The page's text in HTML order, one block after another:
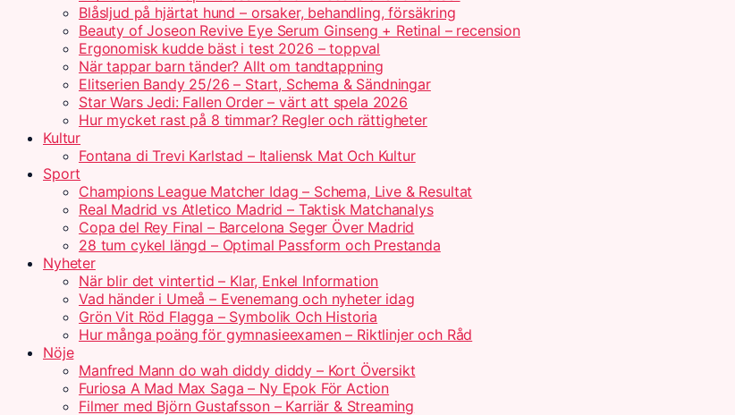
Blåsljud på hjärtat hund – orsaker, behandling, försäkring
Beauty of Joseon Revive Eye Serum Ginseng + Retinal – recension
Ergonomisk kudde bäst i test 2026 – toppval
När tappar barn tänder? Allt om tandtappning
Elitserien Bandy 25/26 – Start, Schema & Sändningar
Star Wars Jedi: Fallen Order – värt att spela 2026
Hur mycket rast på 8 timmar? Regler och rättigheter
Kultur
Fontana di Trevi Karlstad – Italiensk Mat Och Kultur
Sport
Champions League Matcher Idag – Schema, Live & Resultat
Real Madrid vs Atletico Madrid – Taktisk Matchanalys
Copa del Rey Final – Barcelona Seger Över Madrid
28 tum cykel längd – Optimal Passform och Prestanda
Nyheter
När blir det vintertid – Klar, Enkel Information
Vad händer i Umeå – Evenemang och nyheter idag
Grön Vit Röd Flagga – Symbolik Och Historia
Hur många poäng för gymnasieexamen – Riktlinjer och Råd
Nöje
Manfred Mann do wah diddy diddy – Kort Översikt
Furiosa A Mad Max Saga – Ny Epok För Action
Filmer med Björn Gustafsson – Karriär & Streaming